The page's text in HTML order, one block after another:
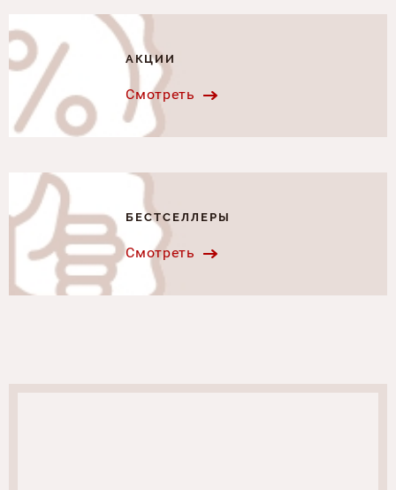
АКЦИИ
Смотреть
БЕСТСЕЛЛЕРЫ
Смотреть